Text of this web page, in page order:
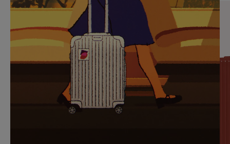
SUR
POUR
METTRE
PAUSE
VEUILLEZ
CLIQUER
POUR
RÉACTIVER
LE
SON